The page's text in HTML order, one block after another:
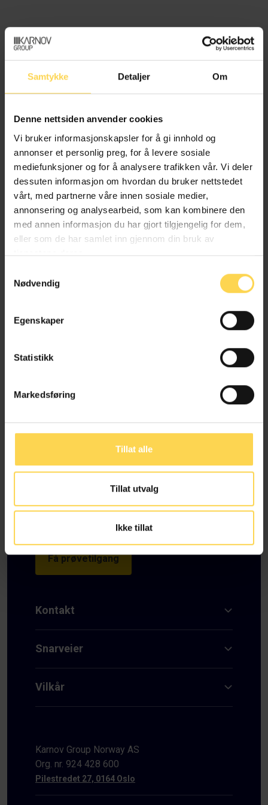
Samtykke Detaljer Om
Denne nettsiden anvender cookies
Vi bruker informasjonskapsler for å gi innhold og
annonser et personlig preg, for å levere sosiale
mediefunksjoner og for å analysere trafikken vår. Vi deler
dessuten informasjon om hvordan du bruker nettstedet
vårt, med partnerne våre innen sosiale medier,
annonsering og analysearbeid, som kan kombinere den
med annen informasjon du har gjort tilgjengelig for dem,
eller som de har samlet inn gjennom din bruk av
tjenestene deres.
Nødvendig
Egenskaper
Statistikk
Markedsføring
Tillat alle
Tillat utvalg
Ikke tillat
Boka gir en oversikt over EØS-rettens
hovedvekt på trygdeforordningen og
den alvorlige saken om NAV og
rettsvesenets feilpraktisering av
sentrale EØS-rettslige regler har det
vært økt oppmerksomhet om EØS-
regelverket på trygdeområdet. Norsk
trygdelovgivning skal praktiseres i
overensstemmelse med EØS-
avtalens regler om likebehandling og
fri bevegelighet, og norsk lov må vike
avtalen og tilhørende sekundærrett.
Boken er skrevet av Martin Andresen.
ISBN: 978-82-93816-72-0
Få prøvetilgang
Kontakt
Snarveier
Vilkår
Karnov Group Norway AS
Org. nr. 924 428 600
Pilestredet 27, 0164 Oslo